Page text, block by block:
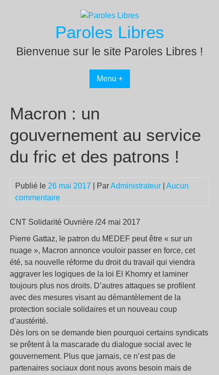
Paroles Libres
Bienvenue sur le site Paroles Libres !
Menu +
Macron : un
gouvernement au service
du fric et des patrons !
Publié le 26 mai 2017 | ParAdministrateur
Aucun
commentaire
CNT Solidarité Ouvrière /24 mai 2017
Pierre Gattaz, le patron du MEDEF peut être « sur un
nuage », Macron annonce vouloir passer en force, cet
été, sa nouvelle réforme du droit du travail qui viendra
aggraver les logiques de la loi El Khomry et laminer
toujours plus nos droits. D’autres attaques se profilent
avec des mesures visant au démantèlement de la
protection sociale solidaires et un nouveau coup
d’austérité.
Dès lors on se demande bien pourquoi certains syndicats
se prêtent à la mascarade du dialogue social avec le
gouvernement. Plus que jamais, ce n’est pas de
partenaires sociaux dont nous avons besoin mais de